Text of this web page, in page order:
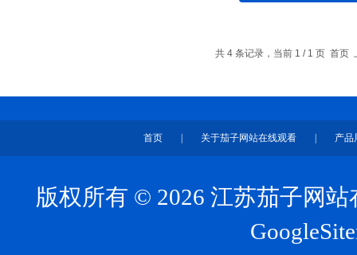
共 4 条记录，当前 1 / 1 页 首
首页 关于茄子网站在线观看 产品
版权所有 © 2026 江苏茄子网